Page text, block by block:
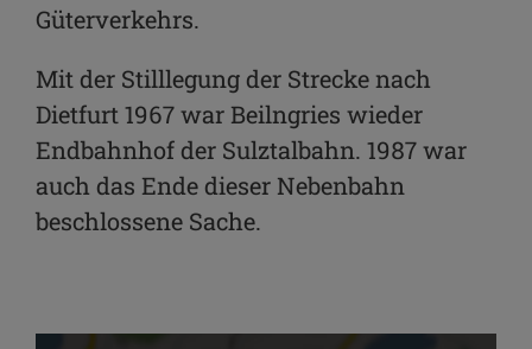
Güterverkehrs.
Mit der Stilllegung der Strecke nach
Dietfurt 1967 war Beilngries wieder
Endbahnhof der Sulztalbahn. 1987 war
auch das Ende dieser Nebenbahn
beschlossene Sache.